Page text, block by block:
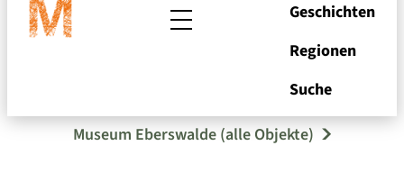
Geschichten
Regionen
Suche
Museum Eberswalde (alle Objekte)